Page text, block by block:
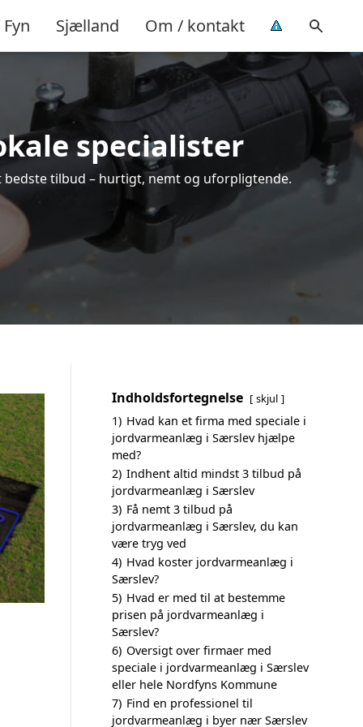
Fyn Sjælland Om / kontakt
specialister
tilbud – hurtigt, nemt og uforpligtende.
Indholdsfortegnelse skjul
1) Hvad kan et firma med speciale i
jordvarmeanlæg i Særslev hjælpe
med?
2) Indhent altid mindst 3 tilbud på
jordvarmeanlæg i Særslev
3) Få nemt 3 tilbud på
jordvarmeanlæg i Særslev, du kan
være tryg ved
4) Hvad koster jordvarmeanlæg i
Særslev?
5) Hvad er med til at bestemme
prisen på jordvarmeanlæg i
Særslev?
6) Oversigt over firmaer med
speciale i jordvarmeanlæg i Særslev
eller hele Nordfyns Kommune
7) Find en professionel til
jordvarmeanlæg i byer nær Særslev